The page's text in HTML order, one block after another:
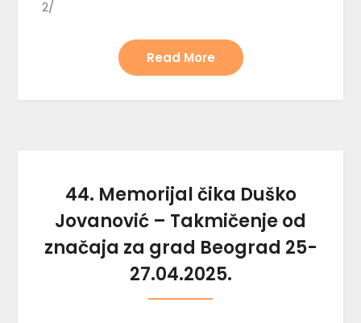
2/
Read More
44. Memorijal čika Duško
Jovanović – Takmičenje od
značaja za grad Beograd 25-
27.04.2025.